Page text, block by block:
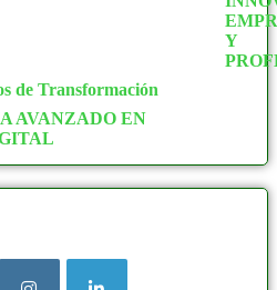
de Transformación
AVANZADO EN